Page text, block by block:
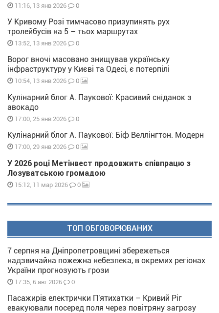
11:16, 13 янв 2026 0
У Кривому Розі тимчасово призупинять рух
тролейбусів на 5 – тьох маршрутах
13:52, 13 янв 2026 0
Ворог вночі масовано знищував українську
інфраструктуру у Києві та Одесі, є потерпілі
10:54, 13 янв 2026 0
Кулінарний блог А. Паукової: Красивий сніданок з
авокадо
17:00, 25 янв 2026 0
Кулінарний блог А. Паукової: Біф Веллінгтон. Модерн
17:00, 29 янв 2026 0
У 2026 році Метінвест продовжить співпрацю з
Лозуватською громадою
15:12, 11 мар 2026 0
ТОП ОБГОВОРЮВАНИХ
7 серпня на Дніпропетровщині збережеться
надзвичайна пожежна небезпека, в окремих регіонах
України прогнозують грози
17:35, 6 авг 2026 0
Пасажирів електрички П'ятихатки – Кривий Ріг
евакуювали посеред поля через повітряну загрозу